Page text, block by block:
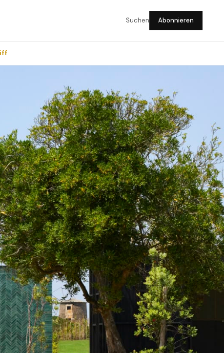
Suchen Abonnieren